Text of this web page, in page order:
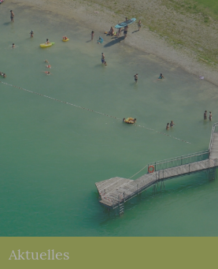
Aktuelles